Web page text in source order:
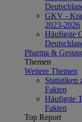
GKV -
2023-2026
Häufigste
Pharma &
Themen
Weitere Themen
Statistiken
Fakten
Häufigste
Fakten
Top Report